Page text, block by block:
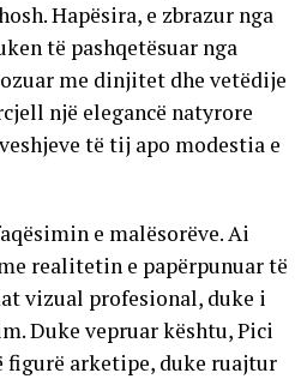
Hapësira, e zbrazur nga
të pashqetësuar nga
me dinjitet dhe vetëdije
një elegancë natyrore
të tij apo modestia e
e malësorëve. Ai
realitetin e papërpunuar të
vizual profesional, duke i
Duke vepruar kështu, Pici
figurë arketipe, duke ruajtur